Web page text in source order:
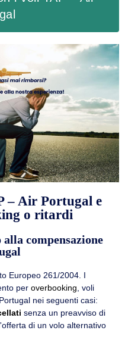
– Air Portugal e
o ritardi
compensazione
Europeo 261/2004. I
per overbooking , voli
nei seguenti casi:
senza un preavviso di
di un volo alternativo